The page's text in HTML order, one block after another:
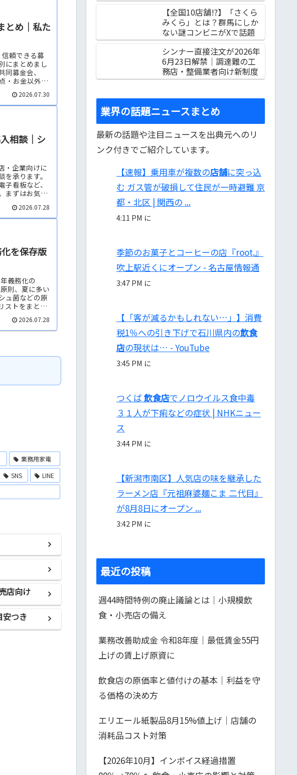
とめ｜私た
頼できる募
にまとめまし
募金会、
・お金以外に
2026.07.30
相談｜シ
・企業向けに
承ります。
看板など、
まずはお気軽
2026.07.28
を保存版
義務化の
則、夏に多い
ュ菌などの原
ストをまとめ
2026.07.28
業務用家電
SNS
LINE
店向け
安つき
【全国10店舗!?】「さくら
みくら」とは？群馬にしか
ない謎コンビニがXで話題
シンナー直接注文が2026年
6月23日解禁｜調達難の工
務店・整備業者向け新制度
業界の話題ニュースまとめ
最新の話題や注目ニュースを出典元へのリ
ンク付きでご紹介しています。
【速報】乗用車が複数の店舗に突っ込
む ガス管が破損して住民が一時避難 京
都・北区 | 関西の ...
4:11 PM に
季節のお菓子とコーヒーの店『root.』
吹上駅近くにオープン - 名古屋情報通
3:47 PM に
【「客が減るかもしれない…」】消費
税1％への引き下げで石川県内の飲食
店の現状は… - YouTube
3:45 PM に
つくば飲食店でノロウイルス食中毒
３１人が下痢などの症状 | NHKニュー
ス
3:44 PM に
【新潟市南区】人気店の味を継承した
ラーメン店『元祖麻婆麺こま 二代目』
が8月8日にオープン ...
3:42 PM に
最近の投稿
週44時間特例の廃止議論とは｜小規模飲
食・小売店の備え
業務改善助成金 令和8年度｜最低賃金55円
上げの賃上げ原資に
飲食店の原価率と値付けの基本｜利益を守
る価格の決め方
エリエール紙製品8月15%値上げ｜店舗の
消耗品コスト対策
【2026年10月】インボイス経過措置